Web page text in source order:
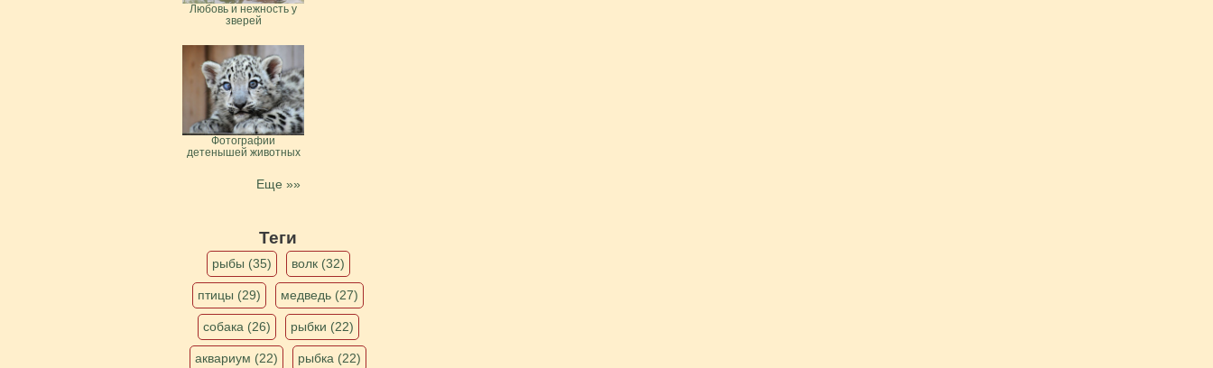
Любовь и нежность у
зверей
Фотографии
детенышей животных
Еще »»
Теги
рыбы (35) волк (32)
птицы (29) медведь (27)
собака (26) рыбки (22)
аквариум (22) рыбка (22)